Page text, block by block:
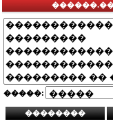
�����: